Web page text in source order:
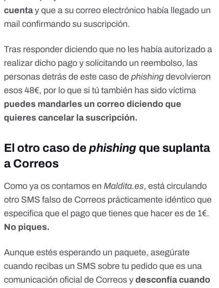
cuentay que a su correo electrónico había llegado un
mail confirmando su suscripción.
Tras responder diciendo que no les había autorizado a
realizar dicho pago y solicitando un reembolso, las
personas detrás de este caso de phishing devolvieron
esos 48€, por lo que si tú también has sido víctima
puedes mandarles un correo diciendo que
quieres cancelar la suscripción.
El otro caso de phishing que suplanta
a Correos
Como ya os contamos en Maldita.es, está circulando
otro SMS falso de Correos prácticamente idéntico que
especifica que el pago que tienes que hacer es de 1€.
No piques.
Aunque estés esperando un paquete, asegúrate
cuando recibas un SMS sobre tu pedido que es una
comunicación oficial de Correos y desconfía cuando